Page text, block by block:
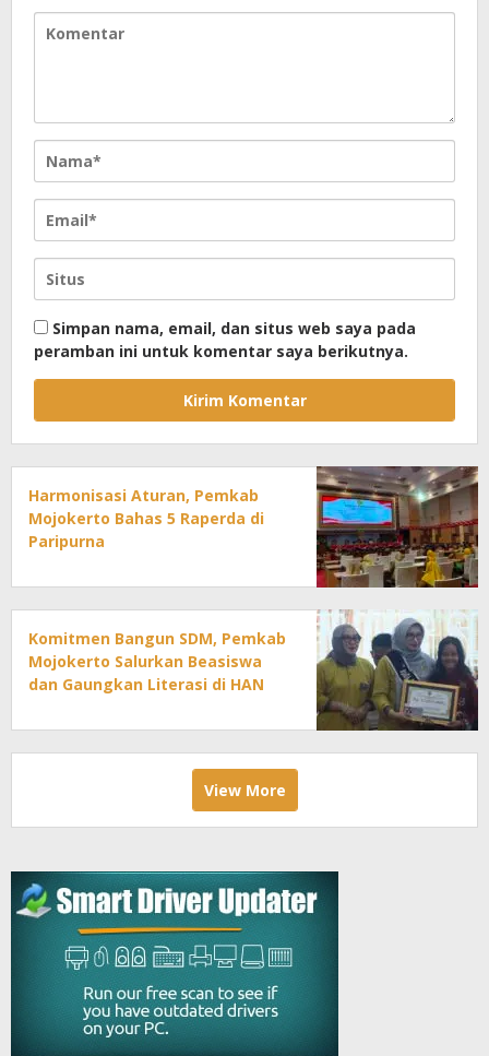
Simpan nama, email, dan situs web saya pada
peramban ini untuk komentar saya berikutnya.
Harmonisasi Aturan, Pemkab
Mojokerto Bahas 5 Raperda di
Paripurna
Komitmen Bangun SDM, Pemkab
Mojokerto Salurkan Beasiswa
dan Gaungkan Literasi di HAN
View More